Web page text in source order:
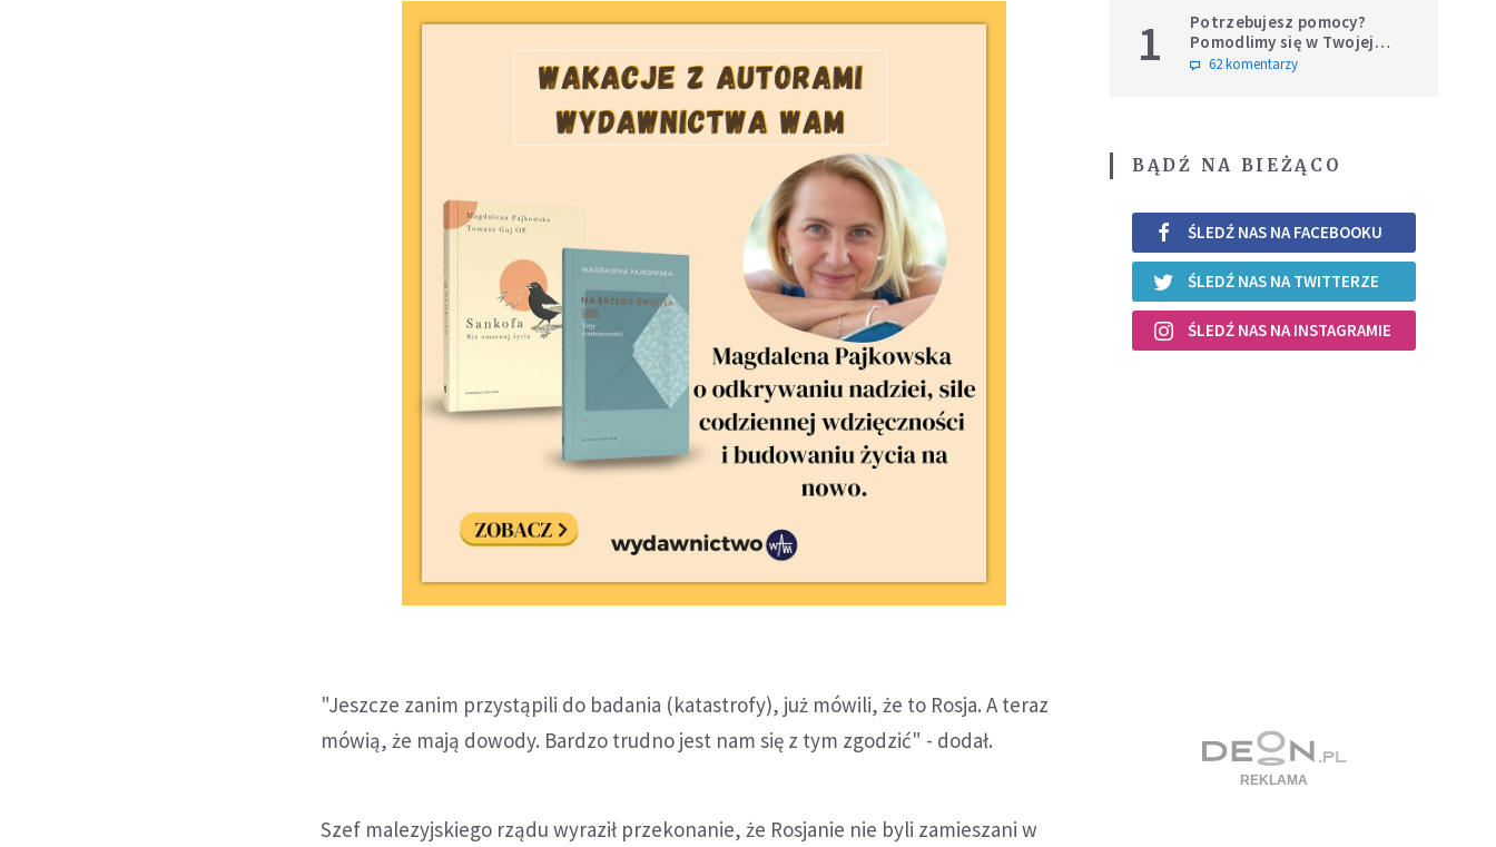
"Jeszcze zanim przystąpili do badania (katastrofy), już mówili, że to Rosja. A teraz
mówią, że mają dowody. Bardzo trudno jest nam się z tym zgodzić" - dodał.
Szef malezyjskiego rządu wyraził przekonanie, że Rosjanie nie byli zamieszani w
1
Potrzebujesz pomocy?
Pomodlimy się w Twojej
intencji
62 komentarzy
BĄDŹ NA BIEŻĄCO
ŚLEDŹ NAS NA FACEBOOKU
ŚLEDŹ NAS NA TWITTERZE
ŚLEDŹ NAS NA INSTAGRAMIE